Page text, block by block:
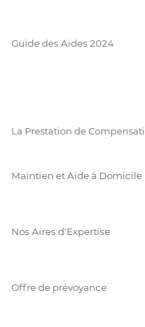
Guide des Aides 2024
La Prestation de
Maintien et Aide à Domicile
Nos Aires d'Expertise
Offre de prévoyance